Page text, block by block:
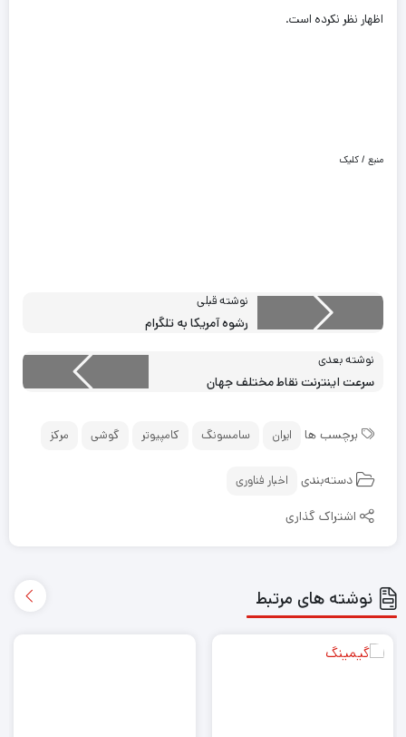
اظهار نظر نکرده است.
منبع / کلیک
نوشته قبلی
رشوه آمریکا به تلگرام
نوشته بعدی
سرعت اینترنت نقاط مختلف جهان
برچسب ها ایران سامسونگ کامپیوتر گوشی مرکز
دسته‌بندی اخبار فناوری
اشتراک گذاری
نوشته های مرتبط